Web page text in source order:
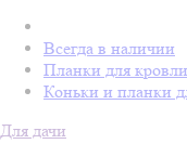
Всегда в наличии
Планки для
Коньки и планки
Для дачи